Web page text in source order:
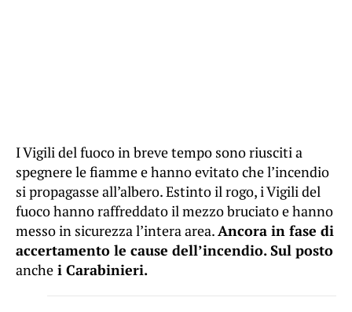
I Vigili del fuoco in breve tempo sono riusciti a
spegnere le fiamme e hanno evitato che l’incendio
si propagasse all’albero. Estinto il rogo, i Vigili del
fuoco hanno raffreddato il mezzo bruciato e hanno
messo in sicurezza l’intera area.Ancora in fase di
accertamento le cause dell’incendio. Sul posto
anche i Carabinieri.